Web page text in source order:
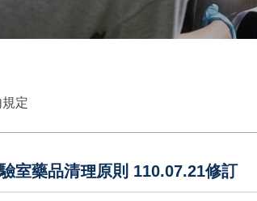
定
室藥品清理原則 110.07.21修訂